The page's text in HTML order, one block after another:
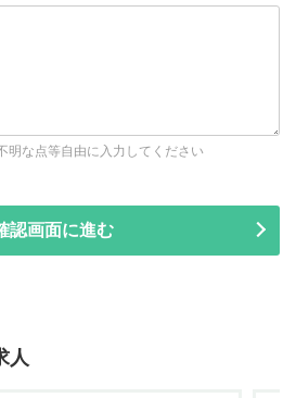
明な点等自由に入力してください
人